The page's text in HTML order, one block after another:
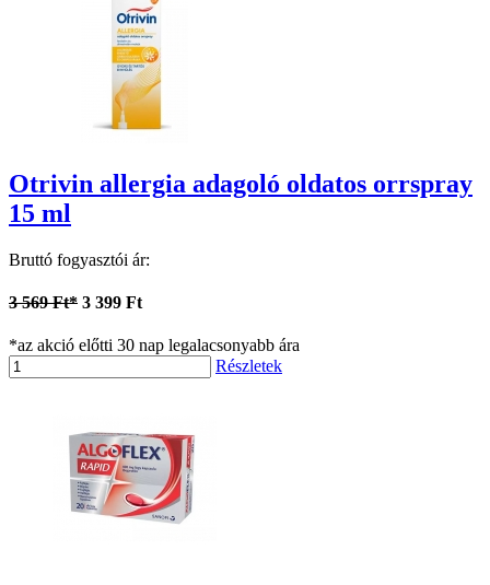
Otrivin allergia adagoló oldatos orrspray
15 ml
Bruttó fogyasztói ár:
3 569 Ft* 3 399 Ft
*az akció előtti 30 nap legalacsonyabb ára
Részletek